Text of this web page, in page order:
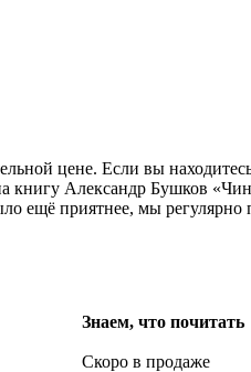
цене. Если вы
книгу Александр Бушков
ещё приятнее, мы
Знаем, что почитать
Скоро в продаже